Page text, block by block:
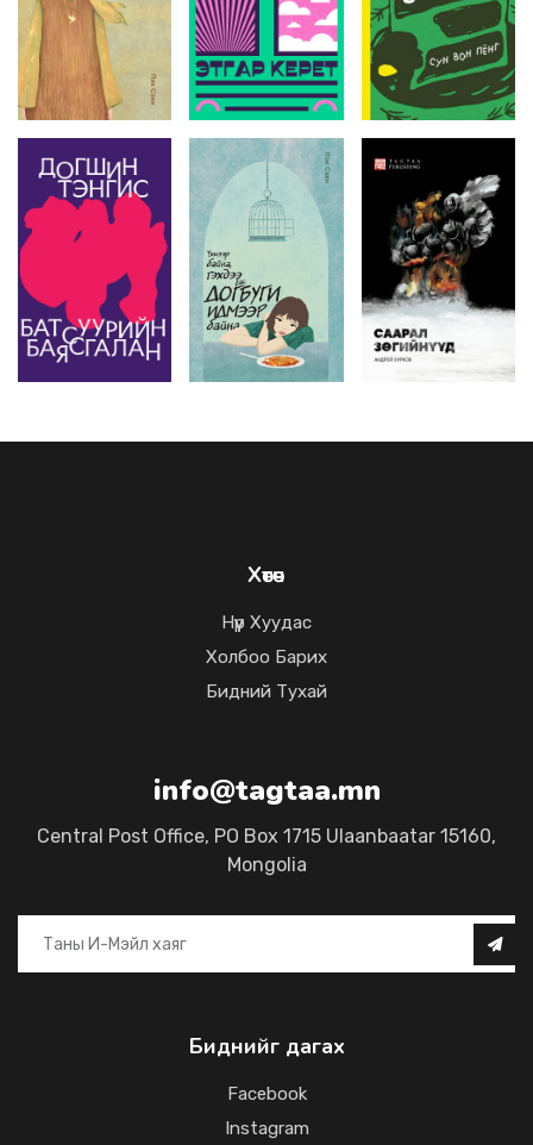
Хөтөч
Нүүр Хуудас
Холбоо Барих
Бидний Тухай
info@tagtaa.mn
Central Post Office, PO Box 1715 Ulaanbaatar 15160,
Mongolia
Биднийг дагах
Facebook
Instagram